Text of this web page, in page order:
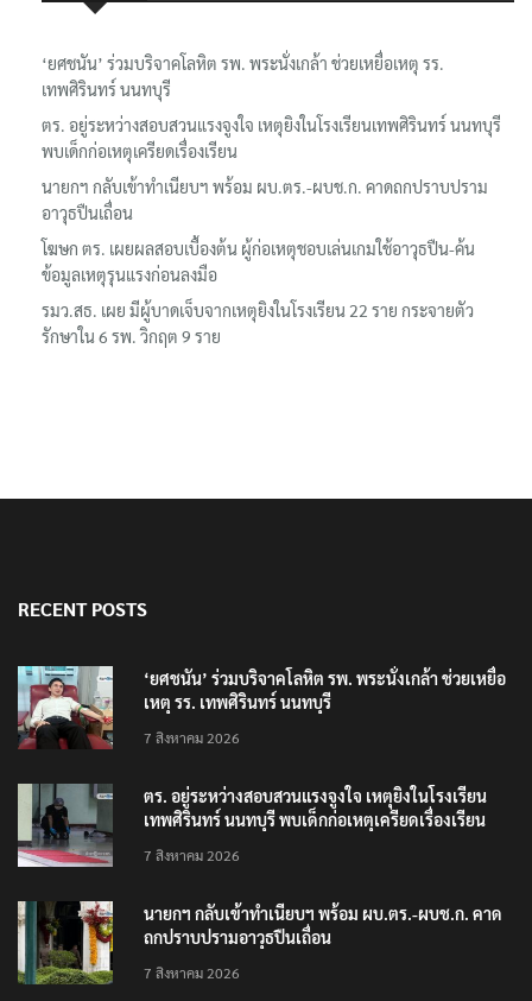
‘ยศชนัน’ ร่วมบริจาคโลหิต รพ. พระนั่งเกล้า ช่วยเหยื่อเหตุ รร.
เทพศิรินทร์ นนทบุรี
ตร. อยู่ระหว่างสอบสวนแรงจูงใจ เหตุยิงในโรงเรียนเทพศิรินทร์ นนทบุรี
พบเด็กก่อเหตุเครียดเรื่องเรียน
นายกฯ กลับเข้าทำเนียบฯ พร้อม ผบ.ตร.-ผบช.ก. คาดถกปราบปราม
อาวุธปืนเถื่อน
โฆษก ตร. เผยผลสอบเบื้องต้น ผู้ก่อเหตุชอบเล่นเกมใช้อาวุธปืน-ค้น
ข้อมูลเหตุรุนแรงก่อนลงมือ
รมว.สธ. เผย มีผู้บาดเจ็บจากเหตุยิงในโรงเรียน 22 ราย กระจายตัว
รักษาใน 6 รพ. วิกฤต 9 ราย
RECENT POSTS
‘ยศชนัน’ ร่วมบริจาคโลหิต รพ. พระนั่งเกล้า ช่วยเหยื่อ
เหตุ รร. เทพศิรินทร์ นนทบุรี
7 สิงหาคม 2026
ตร. อยู่ระหว่างสอบสวนแรงจูงใจ เหตุยิงในโรงเรียน
เทพศิรินทร์ นนทบุรี พบเด็กก่อเหตุเครียดเรื่องเรียน
7 สิงหาคม 2026
นายกฯ กลับเข้าทำเนียบฯ พร้อม ผบ.ตร.-ผบช.ก. คาด
ถกปราบปรามอาวุธปืนเถื่อน
7 สิงหาคม 2026